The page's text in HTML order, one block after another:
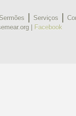
Sermões Serviços
|
Facebook